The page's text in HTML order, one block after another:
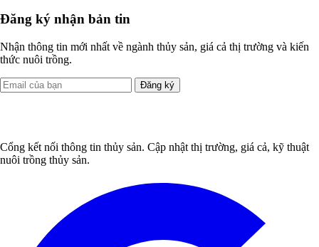
Đăng ký nhận bản tin
Nhận thông tin mới nhất về ngành thủy sản, giá cả thị trường và kiến
thức nuôi trồng.
Đăng ký
Cổng kết nối thông tin thủy sản. Cập nhật thị trường, giá cả, kỹ thuật
nuôi trồng thủy sản.